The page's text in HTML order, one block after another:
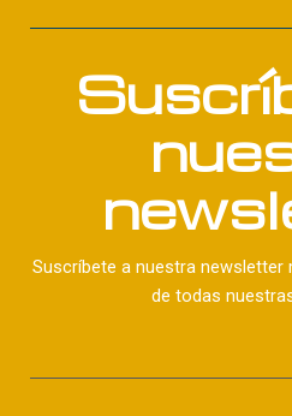
Suscríbete a nuestra newsletter
de todas